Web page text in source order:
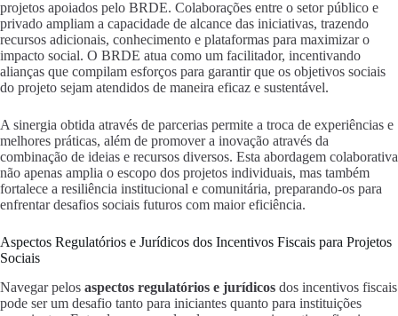
projetos apoiados pelo BRDE. Colaborações entre o setor público e
privado ampliam a capacidade de alcance das iniciativas, trazendo
recursos adicionais, conhecimento e plataformas para maximizar o
impacto social. O BRDE atua como um facilitador, incentivando
alianças que compilam esforços para garantir que os objetivos sociais
do projeto sejam atendidos de maneira eficaz e sustentável.
A sinergia obtida através de parcerias permite a troca de experiências e
melhores práticas, além de promover a inovação através da
combinação de ideias e recursos diversos. Esta abordagem colaborativa
não apenas amplia o escopo dos projetos individuais, mas também
fortalece a resiliência institucional e comunitária, preparando-os para
enfrentar desafios sociais futuros com maior eficiência.
Aspectos Regulatórios e Jurídicos dos Incentivos Fiscais para Projetos
Sociais
Navegar pelos aspectos regulatórios e jurídicos dos incentivos fiscais
pode ser um desafio tanto para iniciantes quanto para instituições